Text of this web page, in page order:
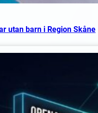
utan barn i Region Skåne